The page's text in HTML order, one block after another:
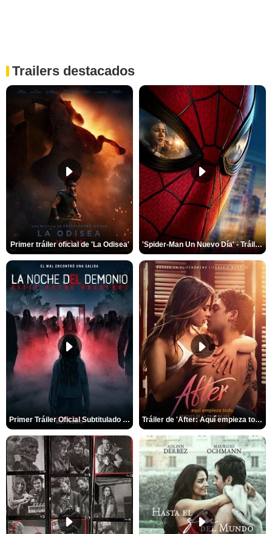
Trailers destacados
Primer tráiler oficial de 'La Odisea' 'Spider-Man Un Nuevo Día' - Tráiler oficial subtitulado
Primer Tráiler Oficial Subtitulado de 'La Noche Del Demonio: Están Entre Nosotros' Tráiler de 'After: Aquí empieza todo'